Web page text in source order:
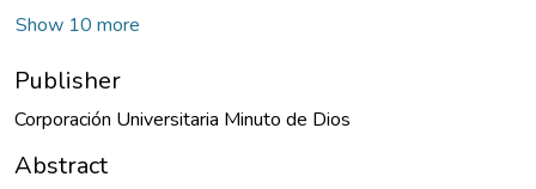
Show 10 more
Publisher
Corporación Universitaria Minuto de Dios
Abstract